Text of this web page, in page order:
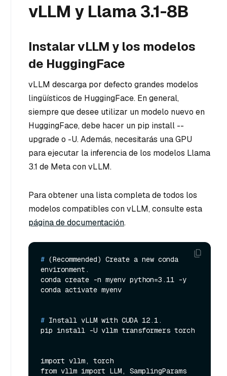
vLLM y Llama 3.1-8B
Instalar vLLM y los modelos
de HuggingFace
vLLM descarga por defecto grandes modelos
lingüísticos de HuggingFace. En general,
siempre que desee utilizar un modelo nuevo en
HuggingFace, debe hacer un pip install --
upgrade o -U. Además, necesitarás una GPU
para ejecutar la inferencia de los modelos Llama
3.1 de Meta con vLLM.
Para obtener una lista completa de todos los
modelos compatibles con vLLM, consulte esta
página de documentación.
# (Recommended) Create a new conda
environment.
conda create -n myenv python=3.11 -y
# Install vLLM with CUDA 12.1.
pip install -U vllm transformers torch
import vllm, torch